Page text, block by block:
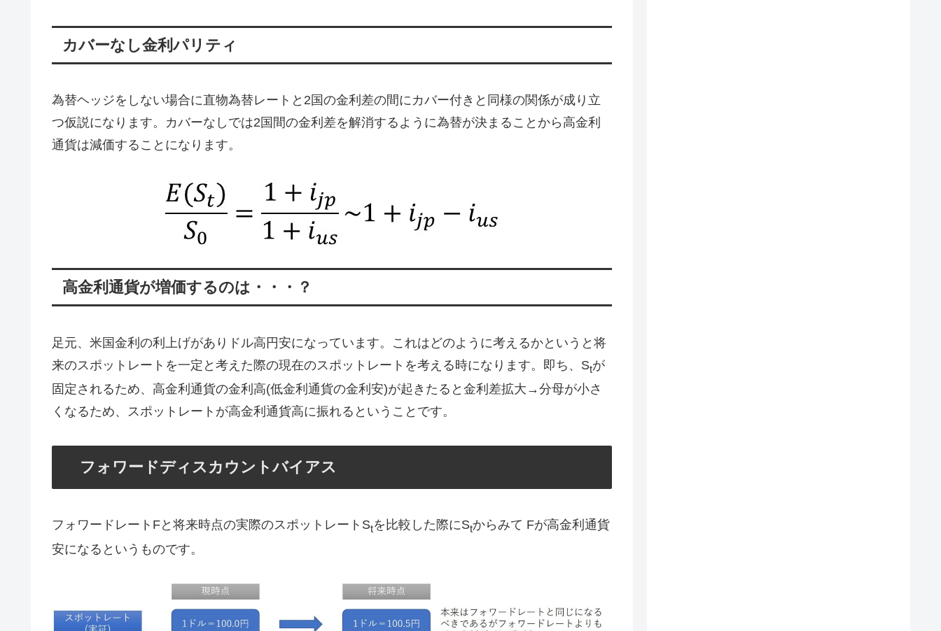
カバーなし金利パリティ
為替ヘッジをしない場合に直物為替レートと2国の金利差の間にカバー付きと同様の関係が成り立
つ仮説になります。カバーなしでは2国間の金利差を解消するように為替が決まることから高金利
通貨は減価することになります。
高金利通貨が増価するのは・・・？
足元、米国金利の利上げがありドル高円安になっています。これはどのように考えるかというと将
来のスポットレートを一定と考えた際の現在のスポットレートを考える時になります。即ち、Stが
固定されるため、高金利通貨の金利高(低金利通貨の金利安)が起きたると金利差拡大→分母が小さ
くなるため、スポットレートが高金利通貨高に振れるということです。
フォワードディスカウントバイアス
フォワードレートFと将来時点の実際のスポットレートStを比較した際にStからみて Fが高金利通貨
安になるというものです。